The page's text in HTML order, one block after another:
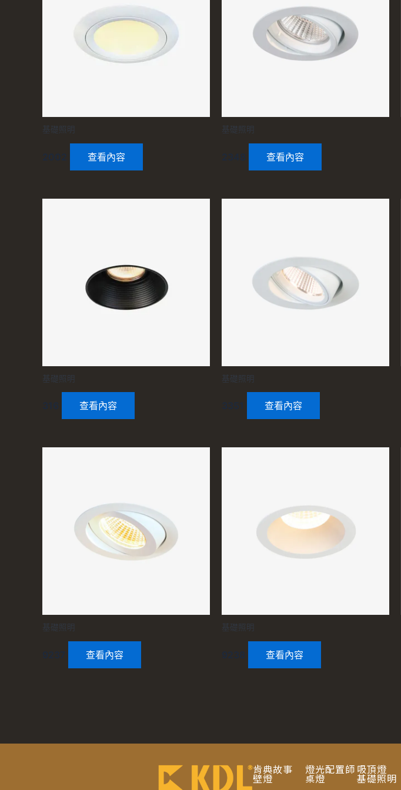
基礎照明
2002 查看內容
基礎照明
2348 查看內容
基礎照明
316 查看內容
基礎照明
3351 查看內容
基礎照明
9237 查看內容
基礎照明
9238 查看內容
肯典故事
壁燈
燈光配置師
桌燈
吸頂燈
基礎照明